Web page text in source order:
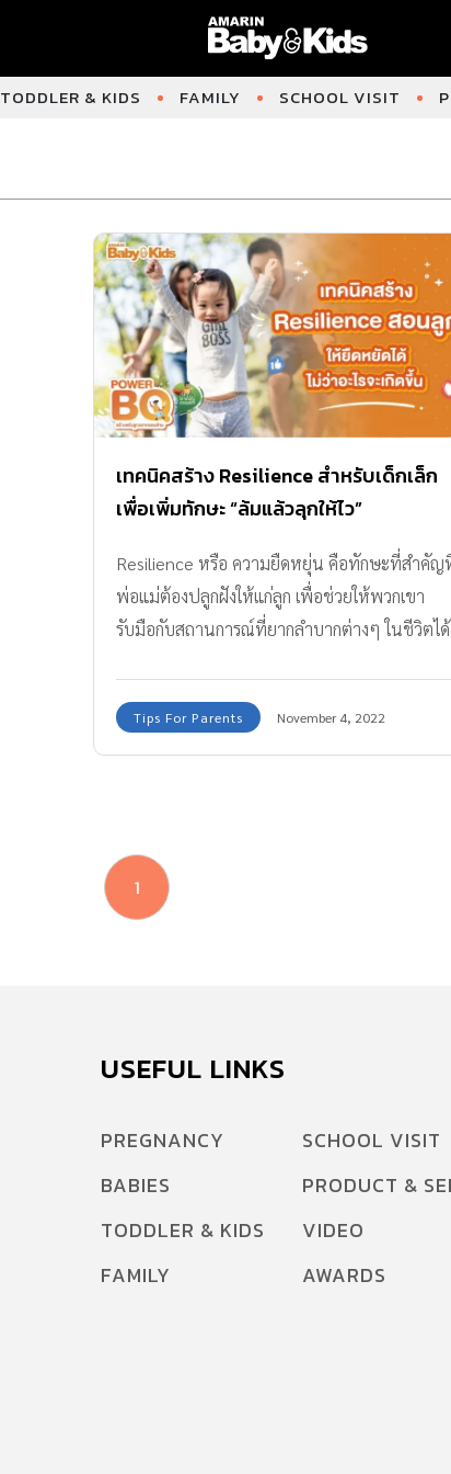
TODDLER & KIDS FAMILY SCHOOL VISIT
เทคนิคสร้าง Resilience สำหรับเด็กเล็ก
เพื่อเพิ่มทักษะ “ล้มแล้วลุกให้ไว”
Resilience หรือ ความยืดหยุ่น คือทักษะที่สำคัญ
พ่อแม่ต้องปลูกฝังให้แก่ลูก เพื่อช่วยให้พวกเขา
รับมือกับสถานการณ์ที่ยากลำบากต่างๆ ในชีวิตได้
Tips For Parents November 4, 2022
1
USEFUL LINKS
PREGNANCY
BABIES
TODDLER & KIDS
FAMILY
SCHOOL VISIT
PRODUCT &
VIDEO
AWARDS